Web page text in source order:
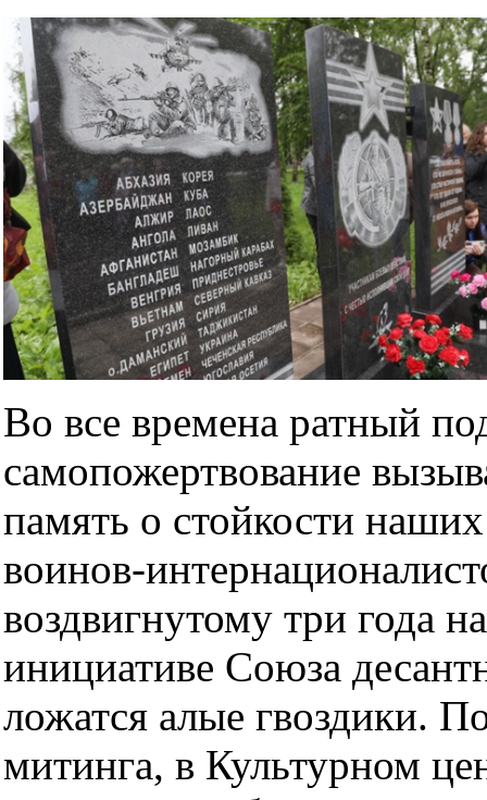
Во все времена ратный
самопожертвование
память о стойкости
воинов-
воздвигнутому три года
инициативе Союза
ложатся алые гвоздики.
митинга, в Культурном